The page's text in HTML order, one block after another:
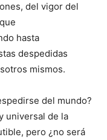
del vigor del
hasta
despedidas
mismos.
del mundo?
universal de la
pero ¿no será